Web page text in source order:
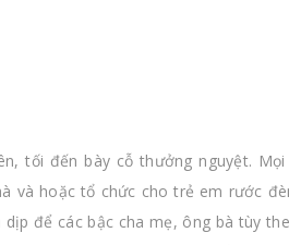
tối đến bày cỗ thưởng nguyệt.
và hoặc tổ chức cho trẻ em rước
để các bậc cha mẹ, ông bà tùy